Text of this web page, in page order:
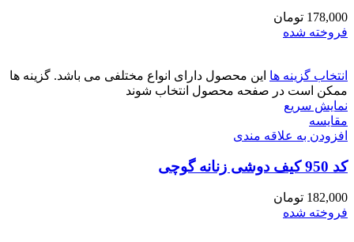
178,000 تومان
فروخته شده
انتخاب گزینه ها این محصول دارای انواع مختلفی می باشد. گزینه ها
ممکن است در صفحه محصول انتخاب شوند
نمایش سریع
مقايسه
افزودن به علاقه مندی
کد 950 کیف دوشی زنانه گوچی
182,000 تومان
فروخته شده